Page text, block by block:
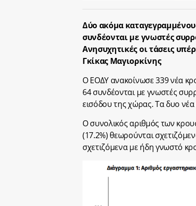
Δύο ακόμα
συνδέονται με γνωστές
Ανησυχητικές οι τάσεις
Γκίκας Μαγιορκίνης
Ο ΕΟΔΥ ανακοίνωσε 339 νέα
64 συνδέονται με γνωστές
εισόδου της χώρας. Τα δυο νέα
Ο συνολικός αριθμός των
(17.2%) θεωρούνται
σχετιζόμενα με ήδη γνωστό